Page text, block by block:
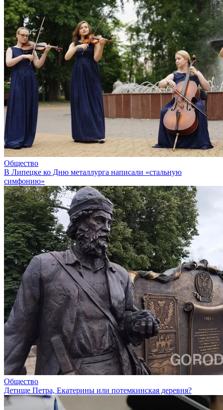
Общество
В Липецке ко Дню металлурга написали «стальную
симфонию»
Общество
Детище Петра, Екатерины или потемкинская деревня?